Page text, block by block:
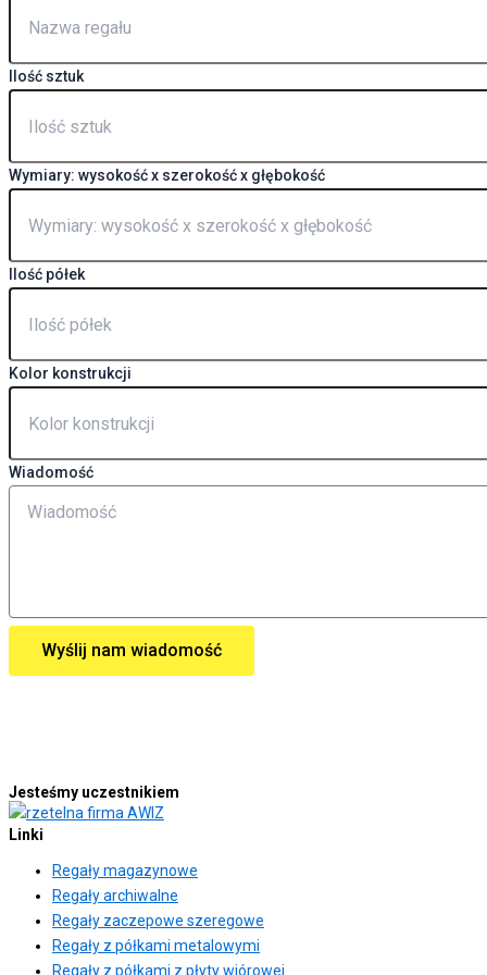
Ilość sztuk
Wymiary: wysokość x szerokość x głębokość
Ilość półek
Kolor konstrukcji
Wiadomość
Wyślij nam wiadomość
Jesteśmy uczestnikiem
Linki
Regały magazynowe
Regały archiwalne
Regały zaczepowe szeregowe
Regały z półkami metalowymi
Regały z półkami z płyty wiórowej